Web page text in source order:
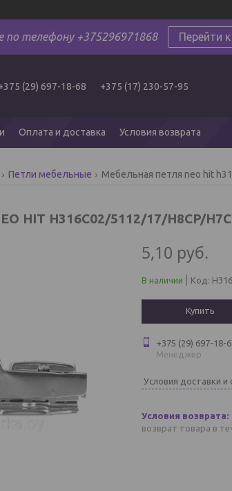
телефону +375296971868 Перейти
(29) 697-18-68 +375 (17) 230-57-95
Оплата и доставка Условия возврата
Петли мебельные Мебельная петля neo hit
HIT H316C02/5112/17/H8CP/
5,10 руб.
В наличии Код:
Купить
+375 (29) 697-18-
Менеджер
Условия доставки и
возврат товара в